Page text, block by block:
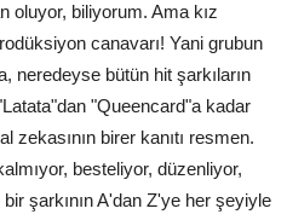
oluyor, biliyorum. Ama kız
canavarı! Yani grubun
neredeyse bütün hit şarkıların
"Queencard"a kadar
zekasının birer kanıtı resmen.
besteliyor, düzenliyor,
şarkının A'dan Z'ye her şeyiyle